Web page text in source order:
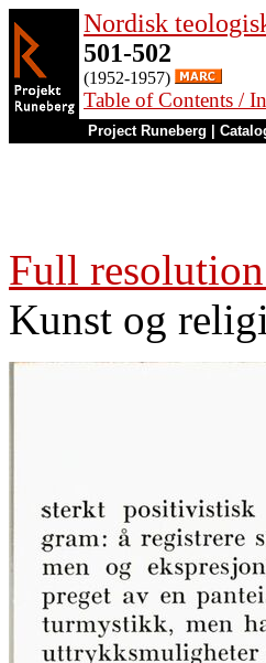
Nordisk
501-502
(1952-1957)
Table of Contents /
Project Runeberg
Full
Kunst og